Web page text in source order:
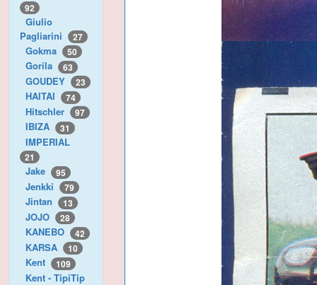
92
Giulio
Pagliarini
27
Gokma 50
Gorila 63
GOUDEY 23
HAITAI 74
Hitschler 97
IBIZA 31
IMPERIAL
21
Jake 95
Jenkki 79
Jintan 13
JOJO 28
KANEBO 42
KARSA 10
Kent 109
Kent - TipiTip